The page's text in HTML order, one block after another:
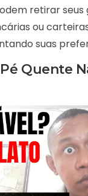
retirar seus
ou
suas
Pé Quente